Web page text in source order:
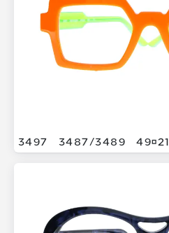
3497 3487/3489 4921